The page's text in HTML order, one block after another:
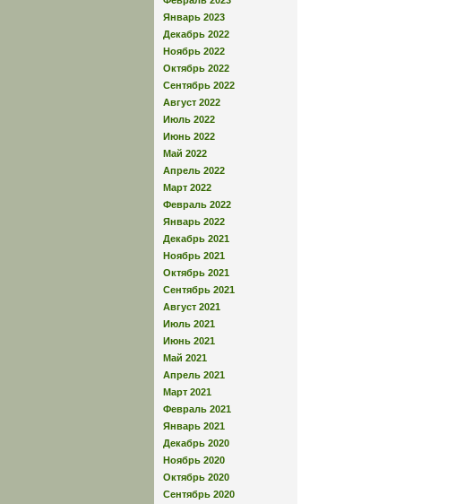
Январь 2023
Декабрь 2022
Ноябрь 2022
Октябрь 2022
Сентябрь 2022
Август 2022
Июль 2022
Июнь 2022
Май 2022
Апрель 2022
Март 2022
Февраль 2022
Январь 2022
Декабрь 2021
Ноябрь 2021
Октябрь 2021
Сентябрь 2021
Август 2021
Июль 2021
Июнь 2021
Май 2021
Апрель 2021
Март 2021
Февраль 2021
Январь 2021
Декабрь 2020
Ноябрь 2020
Октябрь 2020
Сентябрь 2020